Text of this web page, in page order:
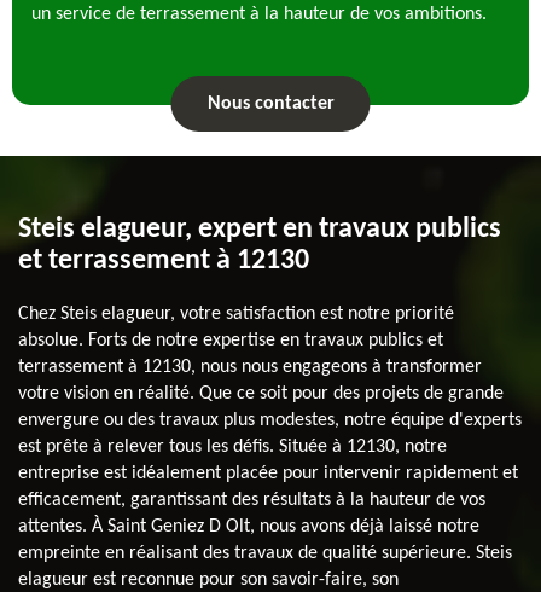
un service de terrassement à la hauteur de vos ambitions.
Nous contacter
Steis elagueur, expert en travaux publics
et terrassement à 12130
Chez Steis elagueur, votre satisfaction est notre priorité
absolue. Forts de notre expertise en travaux publics et
terrassement à 12130, nous nous engageons à transformer
votre vision en réalité. Que ce soit pour des projets de grande
envergure ou des travaux plus modestes, notre équipe d'experts
est prête à relever tous les défis. Située à 12130, notre
entreprise est idéalement placée pour intervenir rapidement et
efficacement, garantissant des résultats à la hauteur de vos
attentes. À Saint Geniez D Olt, nous avons déjà laissé notre
empreinte en réalisant des travaux de qualité supérieure. Steis
elagueur est reconnue pour son savoir-faire, son